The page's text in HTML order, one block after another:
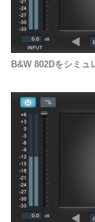
B&W 802Dをシミュ